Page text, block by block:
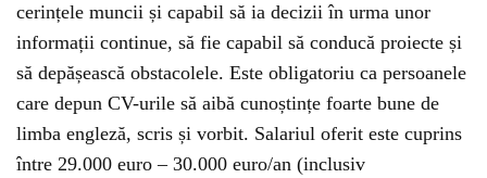
cerințele muncii și capabil să ia decizii în urma unor
informații continue, să fie capabil să conducă proiecte și
să depășească obstacolele. Este obligatoriu ca persoanele
care depun CV-urile să aibă cunoștințe foarte bune de
limba engleză, scris și vorbit. Salariul oferit este cuprins
între 29.000 euro – 30.000 euro/an (inclusiv